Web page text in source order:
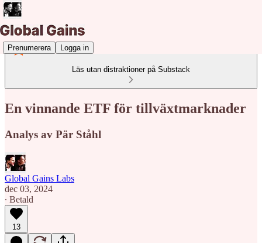
Prenumerera Logga in
Läs utan distraktioner på Substack
En vinnande ETF för tillväxtmarknader
Analys av Pär Ståhl
Global Gains Labs
dec 03, 2024
∙ Betald
13